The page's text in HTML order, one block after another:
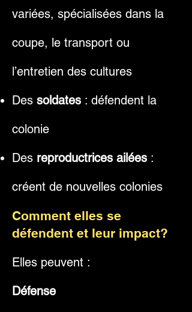
variées, spécialisées dans la
coupe, le transport ou
l’entretien des cultures
Des soldates : défendent la
colonie
Des reproductrices ailées :
créent de nouvelles colonies
Comment elles se
défendent et leur impact?
Elles peuvent :
Défense